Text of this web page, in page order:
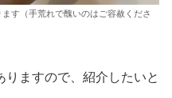
す（手荒れで醜いのはご容赦くださ
りますので、紹介したいと